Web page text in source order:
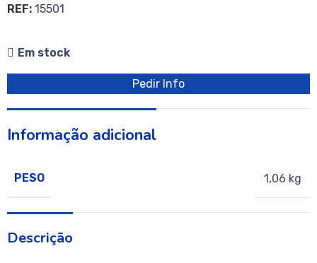
REF: 15501
Em stock
Pedir Info
Informação adicional
PESO 1,06 kg
Descrição